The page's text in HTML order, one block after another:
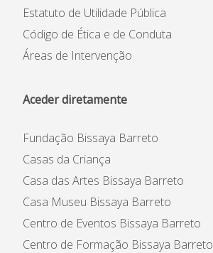
Estatuto de Utilidade Pública
Código de Ética e de Conduta
Áreas de Intervenção
Aceder diretamente
Fundação Bissaya Barreto
Casas da Criança
Casa das Artes Bissaya Barreto
Casa Museu Bissaya Barreto
Centro de Eventos Bissaya Barreto
Centro de Formação Bissaya Barreto